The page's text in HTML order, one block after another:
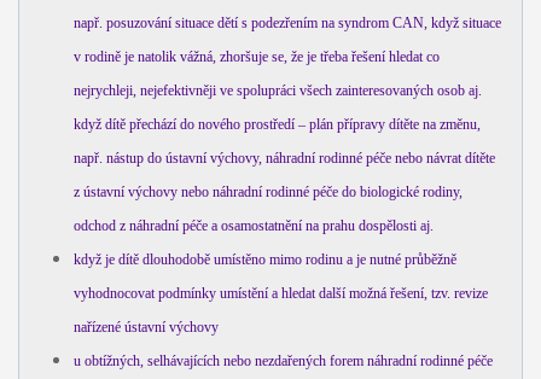
např. posuzování situace dětí s podezřením na syndrom CAN, když situace
v rodině je natolik vážná, zhoršuje se, že je třeba řešení hledat co
nejrychleji, nejefektivněji ve spolupráci všech zainteresovaných osob aj.
když dítě přechází do nového prostředí – plán přípravy dítěte na změnu,
např. nástup do ústavní výchovy, náhradní rodinné péče nebo návrat dítěte
z ústavní výchovy nebo náhradní rodinné péče do biologické rodiny,
odchod z náhradní péče a osamostatnění na prahu dospělosti aj.
když je dítě dlouhodobě umístěno mimo rodinu a je nutné průběžně
vyhodnocovat podmínky umístění a hledat další možná řešení, tzv. revize
nařízené ústavní výchovy
u obtížných, selhávajících nebo nezdařených forem náhradní rodinné péče